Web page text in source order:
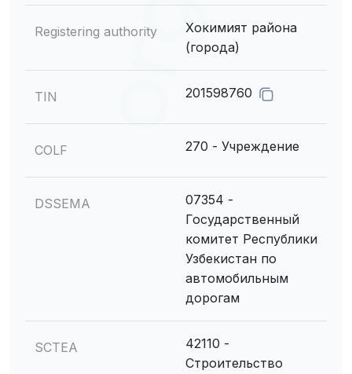
Registering authority
Хокимият района
(города)
TIN 201598760
COLF 270 - Учреждение
DSSEMA
07354 -
Государственный
комитет Республики
Узбекистан по
автомобильным
дорогам
SCTEA
42110 -
Строительство